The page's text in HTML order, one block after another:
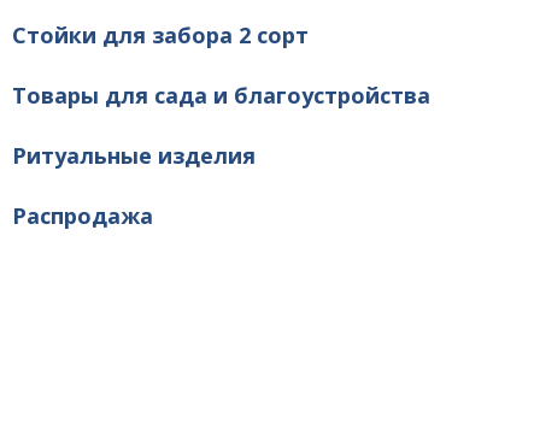
Стойки для забора 2 сорт
Товары для сада и благоустройства
Ритуальные изделия
Распродажа